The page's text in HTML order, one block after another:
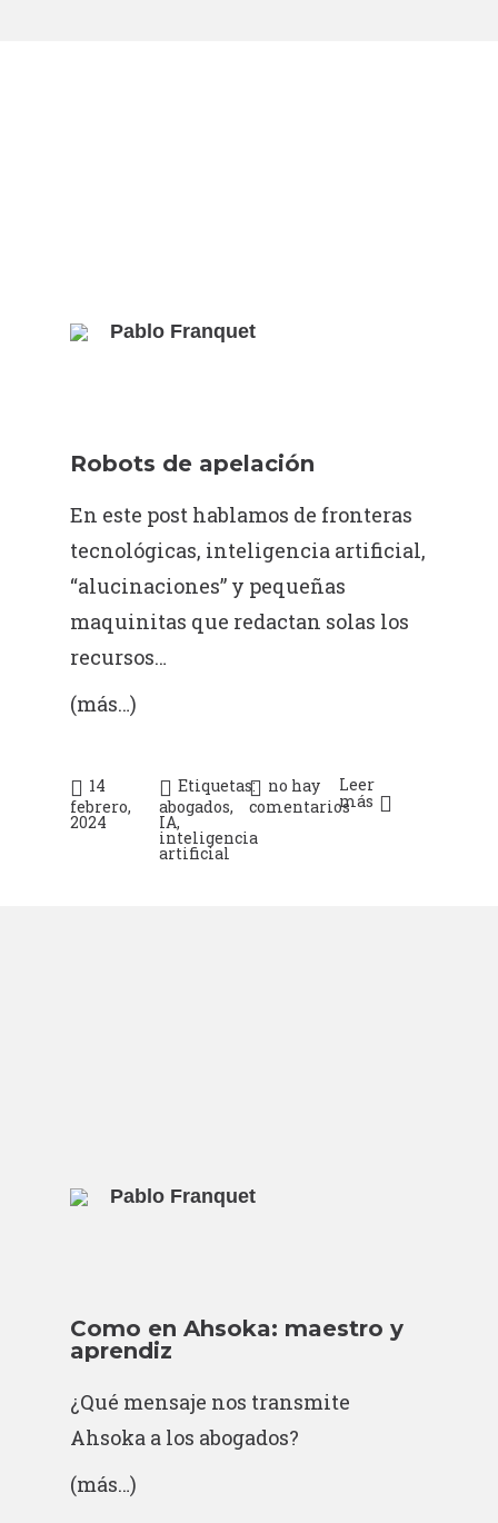
Pablo Franquet
Robots de apelación
En este post hablamos de fronteras
tecnológicas, inteligencia artificial,
“alucinaciones” y pequeñas
maquinitas que redactan solas los
recursos…
(más…)
14
febrero,
2024
Etiquetas:
abogados,
IA,
inteligencia
artificial
no hay
comentarios
Leer
más
Pablo Franquet
Como en Ahsoka: maestro y
aprendiz
¿Qué mensaje nos transmite
Ahsoka a los abogados?
(más…)